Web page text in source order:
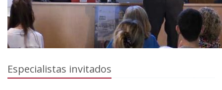
Especialistas invitados